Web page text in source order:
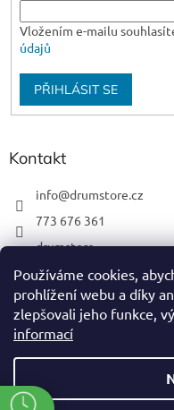
Používáme cookies,
prohlížení webu a díky
zlepšovali jeho funkce,
informací
Vložením e-mailu
údajů
PŘIHLÁSIT SE
Kontakt
info@drumstore.cz
773 676 361
drumstore
drumstore.cz
https://